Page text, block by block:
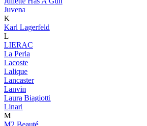
Juvena
K
Karl Lagerfeld
L
LIERAC
La Perla
Lacoste
Lalique
Lancaster
Lanvin
Laura Biagiotti
Linari
M
M2 Beauté